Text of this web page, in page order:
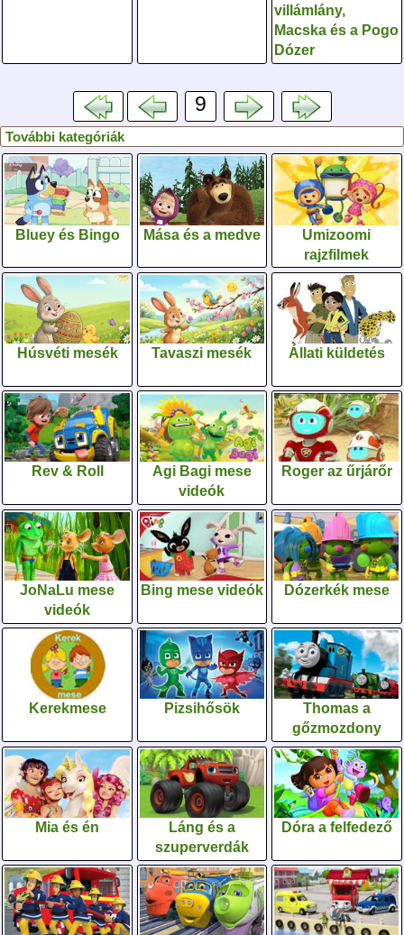
villámlány,
Macska és a Pogo
Dózer
9
További kategóriák
Bluey és Bingo Mása és a medve
Umizoomi
rajzfilmek
Húsvéti mesék Tavaszi mesék Állati küldetés
Rev & Roll
Agi Bagi mese
videók
Roger az űrjárőr
JoNaLu mese
videók
Bing mese videók Dózerkék mese
Kerekmese Pizsihősök
Thomas a
gőzmozdony
Mia és én
Láng és a
szuperverdák
Dóra a felfedező